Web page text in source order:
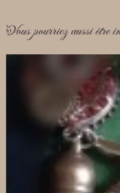
Vous pourriez aussi être